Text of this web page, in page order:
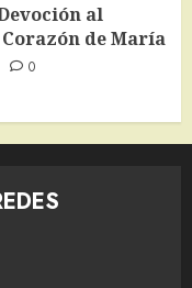
al
de María
0